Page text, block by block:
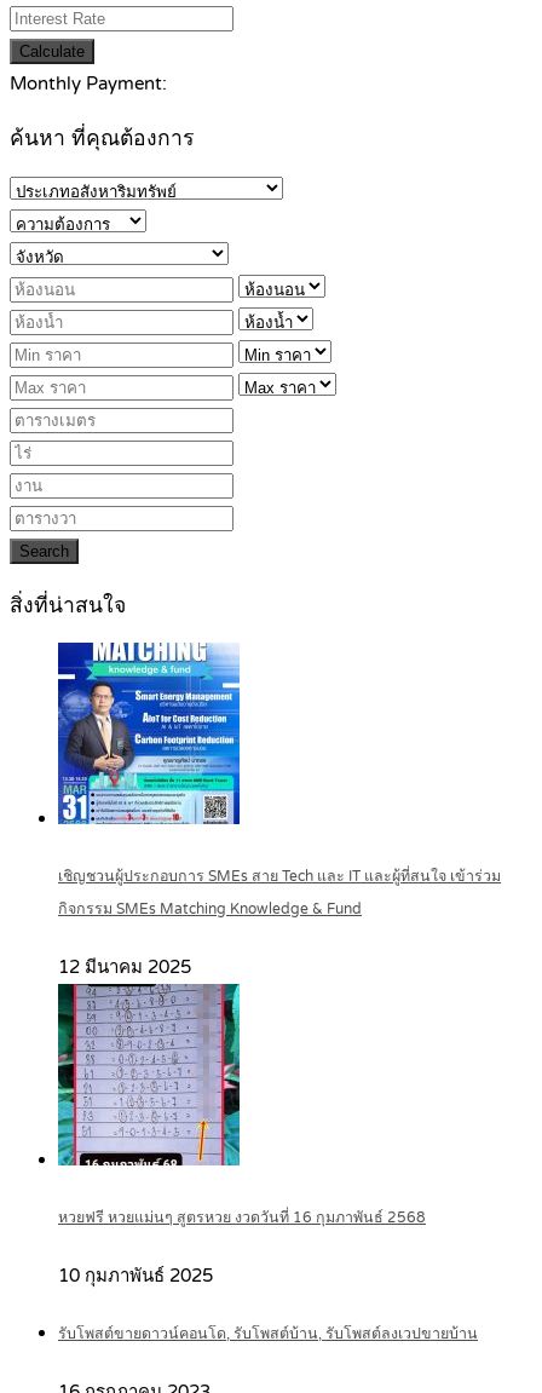
Calculate
Monthly Payment:
ค้นหา ที่คุณต้องการ
Search
สิ่งที่น่าสนใจ
เชิญชวนผู้ประกอบการ SMEs สาย Tech และ IT และผู้ที่สนใจ เข้าร่วม
กิจกรรม SMEs Matching Knowledge & Fund
12 มีนาคม 2025
หวยฟรี หวยแม่นๆ สูตรหวย งวดวันที่ 16 กุมภาพันธ์ 2568
10 กุมภาพันธ์ 2025
รับโพสต์ขายดาวน์คอนโด, รับโพสต์บ้าน, รับโพสต์ลงเวปขายบ้าน